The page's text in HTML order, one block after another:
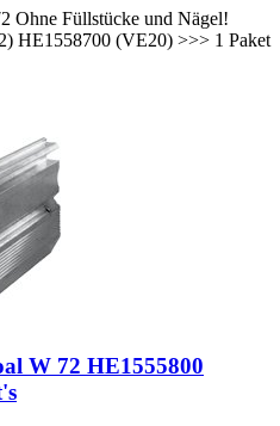
Ohne Füllstücke und Nägel!
HE1558700 (VE20) >>> 1 Paket
W 72 HE1555800